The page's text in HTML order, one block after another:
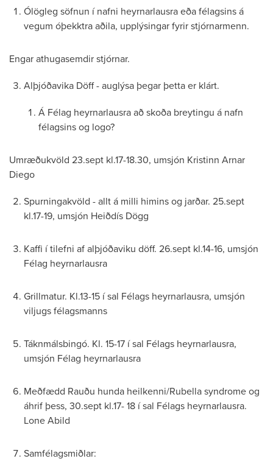
Ólögleg söfnun í nafni heyrnarlausra eða félagsins á
vegum óþekktra aðila, upplýsingar fyrir stjórnarmenn.
Engar athugasemdir stjórnar.
Alþjóðavika Döff - auglýsa þegar þetta er klárt.
Á Félag heyrnarlausra að skoða breytingu á nafn
félagsins og logo?
Umræðukvöld 23.sept kl.17-18.30, umsjón Kristinn Arnar
Diego
Spurningakvöld - allt á milli himins og jarðar. 25.sept
kl.17-19, umsjón Heiðdís Dögg
Kaffi í tilefni af alþjóðaviku döff. 26.sept kl.14-16, umsjón
Félag heyrnarlausra
Grillmatur. Kl.13-15 í sal Félags heyrnarlausra, umsjón
viljugs félagsmanns
Táknmálsbingó. Kl. 15-17 í sal Félags heyrnarlausra,
umsjón Félag heyrnarlausra
Meðfædd Rauðu hunda heilkenni/Rubella syndrome og
áhrif þess, 30.sept kl.17- 18 í sal Félags heyrnarlausra.
Lone Abild
Samfélagsmiðlar: